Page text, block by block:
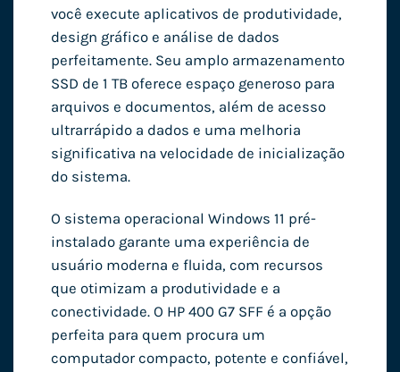
você execute aplicativos de produtividade,
design gráfico e análise de dados
perfeitamente. Seu amplo armazenamento
SSD de 1 TB oferece espaço generoso para
arquivos e documentos, além de acesso
ultrarrápido a dados e uma melhoria
significativa na velocidade de inicialização
do sistema.
O sistema operacional Windows 11 pré-
instalado garante uma experiência de
usuário moderna e fluida, com recursos
que otimizam a produtividade e a
conectividade. O HP 400 G7 SFF é a opção
perfeita para quem procura um
computador compacto, potente e confiável,